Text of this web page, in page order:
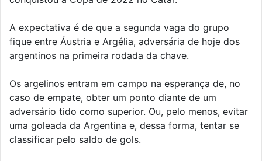
A expectativa é de que a segunda vaga do grupo
fique entre Áustria e Argélia, adversária de hoje dos
argentinos na primeira rodada da chave.
Os argelinos entram em campo na esperança de, no
caso de empate, obter um ponto diante de um
adversário tido como superior. Ou, pelo menos, evitar
uma goleada da Argentina e, dessa forma, tentar se
classificar pelo saldo de gols.